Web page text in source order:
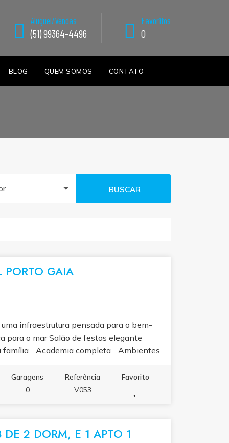
Aluguel/Vendas
(51) 99364-4496
Favoritos
0
BLOG QUEM SOMOS CONTATO
BUSCAR
PORTO GAIA
infraestrutura pensada para o bem-
o mar Salão de festas elegante
família Academia completa Ambientes
e sofisticação. Com 2 ou 3 suítes
excelente iluminação natural,
em contato para saber mais.
Garagens
0
Referência
V053
Favorito
2 DORM, E 1 APTO 1